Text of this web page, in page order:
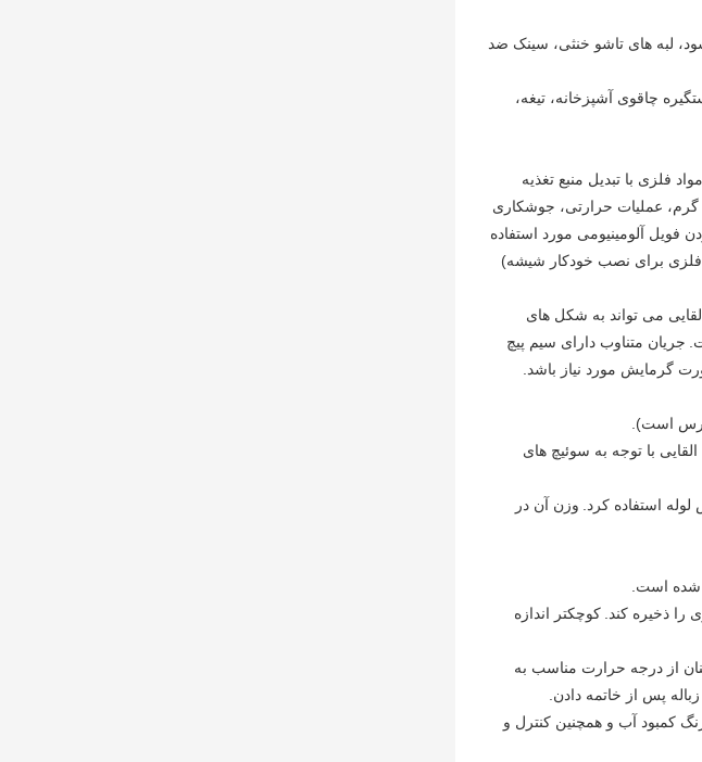
لبه های تاشو خنثی، سینک ضد
چاقوی آشپزخانه، تیغه،
فلزی با تبدیل منبع تغذیه
گرم، عملیات حرارتی، جوشکاری
آلومینیومی مورد استفاده
فلزی برای نصب خودکار شیشه)
می تواند به شکل های
جریان متناوب دارای سیم پیچ
گرمایش مورد نیاز باشد.
با توجه به سوئیچ های
استفاده کرد. وزن آن در
شده است.
کوچکتر اندازه
از درجه حرارت مناسب به
پس از خاتمه دادن.
کمبود آب و همچنین کنترل و